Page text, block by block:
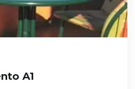
A1